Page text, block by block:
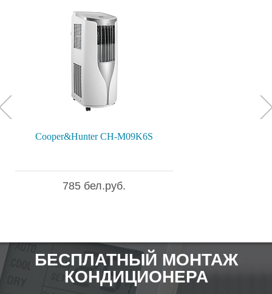
Cooper&Hunter CH-M09K6S
785 бел.руб.
БЕСПЛАТНЫЙ МОНТАЖ
КОНДИЦИОНЕРА